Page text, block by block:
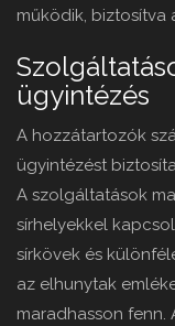
működik, biztosítva
ügyintézés
A hozzátartozók
ügyintézést
A szolgáltatások
sírhelyekkel
sírkövek és
az elhunytak
maradhasson fenn.